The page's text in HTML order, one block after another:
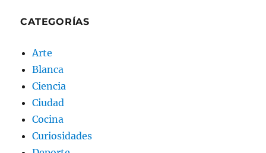
CATEGORÍAS
Arte
Blanca
Ciencia
Ciudad
Cocina
Curiosidades